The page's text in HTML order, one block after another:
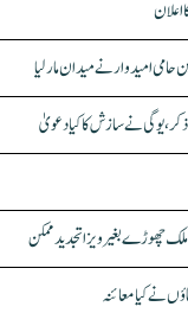
اعلان
امیدوار نے میدان مار لیا
یوگی نے سازش کا کیا دعویٰ
نے کیا معائنہ